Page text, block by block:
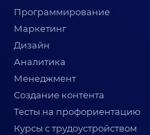
Программирование
Маркетинг
Дизайн
Аналитика
Менеджмент
Создание контента
Тесты на профориентацию
Курсы с трудоустройством